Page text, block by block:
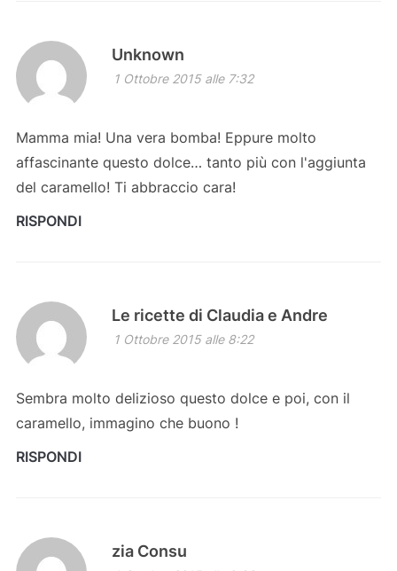
Unknown
1 Ottobre 2015 alle 7:32
Mamma mia! Una vera bomba! Eppure molto
affascinante questo dolce… tanto più con l'aggiunta
del caramello! Ti abbraccio cara!
RISPONDI
Le ricette di Claudia e Andre
1 Ottobre 2015 alle 8:22
Sembra molto delizioso questo dolce e poi, con il
caramello, immagino che buono !
RISPONDI
zia Consu